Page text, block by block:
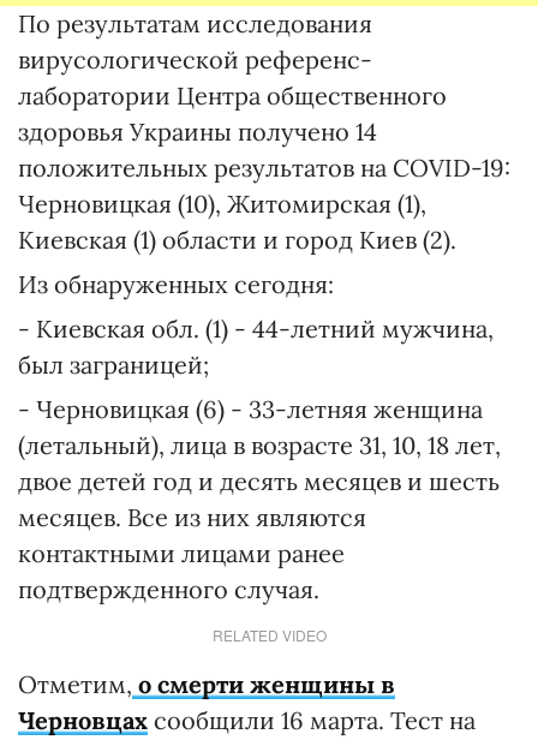
По результатам исследования
вирусологической референс-
лаборатории Центра общественного
здоровья Украины получено 14
положительных результатов на COVID-19:
Черновицкая (10), Житомирская (1),
Киевская (1) области и город Киев (2).
Из обнаруженных сегодня:
- Киевская обл. (1) - 44-летний мужчина,
был заграницей;
- Черновицкая (6) - 33-летняя женщина
(летальный), лица в возрасте 31, 10, 18 лет,
двое детей год и десять месяцев и шесть
месяцев. Все из них являются
контактными лицами ранее
подтвержденного случая.
RELATED VIDEO
Отметим, о смерти женщины в
Черновцах сообщили 16 марта. Тест на